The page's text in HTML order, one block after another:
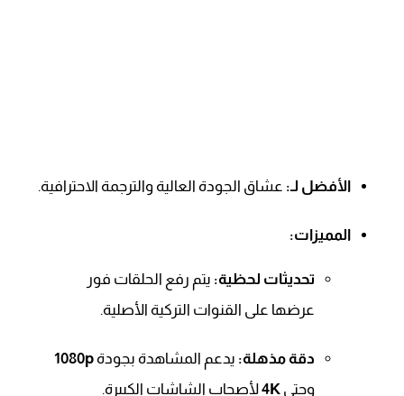
الأفضل لـ: عشاق الجودة العالية والترجمة الاحترافية.
المميزات:
تحديثات لحظية: يتم رفع الحلقات فور
عرضها على القنوات التركية الأصلية.
دقة مذهلة: يدعم المشاهدة بجودة 1080p
وحتى 4Kلأصحاب الشاشات الكبيرة.